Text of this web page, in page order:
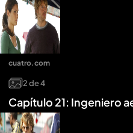
2de4
Capítulo 21: Ingeniero
cuatro.com